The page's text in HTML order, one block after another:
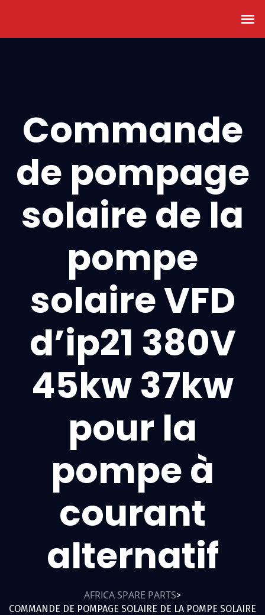
Commande
de pompage
solaire de la
pompe
solaire VFD
d’ip21 380V
45kw 37kw
pour la
pompe à
courant
alternatif
AFRICA SPARE PARTS>
COMMANDE DE POMPAGE SOLAIRE DE LA POMPE SOLAIRE